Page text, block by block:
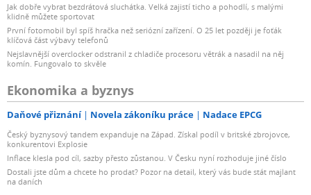
Jak dobře vybrat bezdrátová sluchátka. Velká zajistí ticho a pohodlí, s malými
klidně můžete sportovat
První fotomobil byl spíš hračka než seriózní zařízení. O 25 let později je foťák
klíčová část výbavy telefonů
Nejslavnější overclocker odstranil z chladiče procesoru větrák a nasadil na něj
komín. Fungovalo to skvěle
Ekonomika a byznys
Daňové přiznání Novela zákoníku práce Nadace EPCG
Český byznysový tandem expanduje na Západ. Získal podíl v britské zbrojovce,
konkurentovi Explosie
Inflace klesla pod cíl, sazby přesto zůstanou. V Česku nyní rozhoduje jiné číslo
Dostali jste dům a chcete ho prodat? Pozor na detail, který vás bude stát majlant
na daních